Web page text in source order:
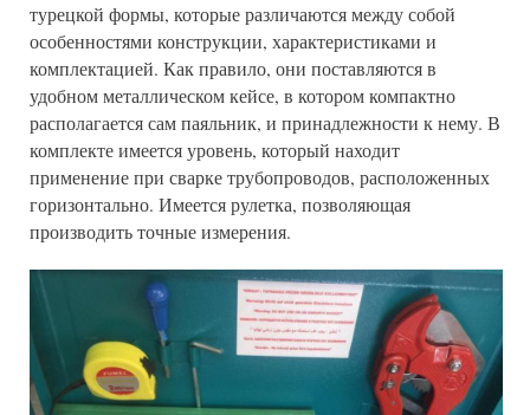
турецкой формы, которые различаются между собой
особенностями конструкции, характеристиками и
комплектацией. Как правило, они поставляются в
удобном металлическом кейсе, в котором компактно
располагается сам паяльник, и принадлежности к нему. В
комплекте имеется уровень, который находит
применение при сварке трубопроводов, расположенных
горизонтально. Имеется рулетка, позволяющая
производить точные измерения.